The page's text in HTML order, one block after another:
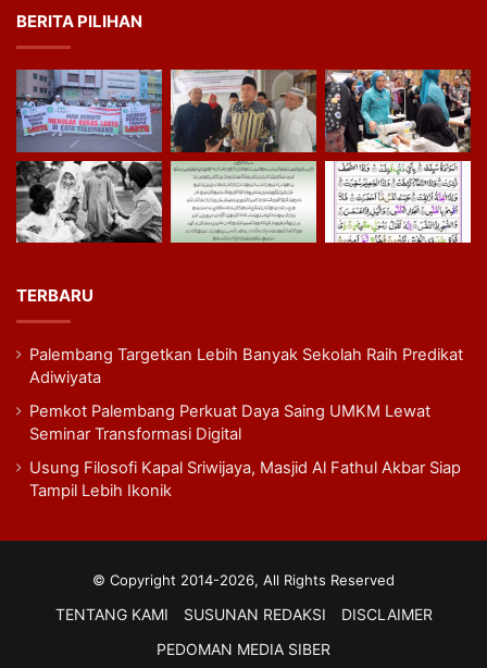
BERITA PILIHAN
TERBARU
Palembang Targetkan Lebih Banyak Sekolah Raih Predikat
Adiwiyata
Pemkot Palembang Perkuat Daya Saing UMKM Lewat
Seminar Transformasi Digital
Usung Filosofi Kapal Sriwijaya, Masjid Al Fathul Akbar Siap
Tampil Lebih Ikonik
© Copyright 2014-2026, All Rights Reserved
TENTANG KAMI SUSUNAN REDAKSI
DISCLAIMER
PEDOMAN MEDIA SIBER